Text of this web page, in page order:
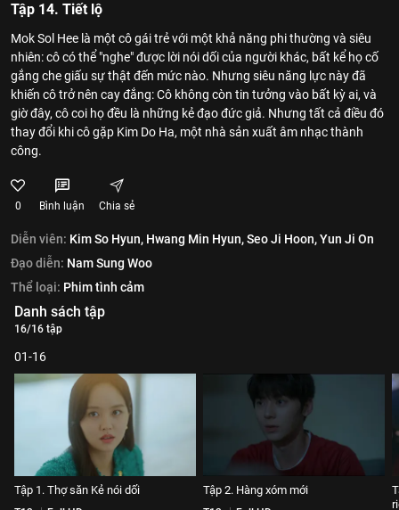
Tập 14. Tiết lộ
Mok Sol Hee là một cô gái trẻ với một khả năng phi thường và siêu
nhiên: cô có thể "nghe" được lời nói dối của người khác, bất kể họ cố
gắng che giấu sự thật đến mức nào. Nhưng siêu năng lực này đã
khiến cô trở nên cay đắng: Cô không còn tin tưởng vào bất kỳ ai, và
giờ đây, cô coi họ đều là những kẻ đạo đức giả. Nhưng tất cả điều đó
thay đổi khi cô gặp Kim Do Ha, một nhà sản xuất âm nhạc thành
công.
0 Bình luận Chia sẻ
Diễn viên: Kim So Hyun, Hwang Min Hyun,Seo Ji Hoon,Yun Ji On
Đạo diễn: Nam Sung Woo
Thể loại: Phim tình cảm
Danh sách tập
16/16 tập
01-16
Tập 1. Thợ săn Kẻ nói dối Tập 2. Hàng xóm mới